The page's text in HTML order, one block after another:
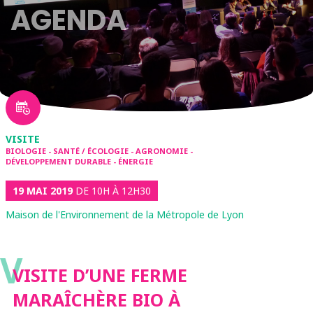
AGENDA
VISITE
BIOLOGIE - SANTÉ / ÉCOLOGIE - AGRONOMIE -
DÉVELOPPEMENT DURABLE - ÉNERGIE
19 MAI 2019DE 10H À 12H30
Maison de l'Environnement de la Métropole de Lyon
VVISITE D’UNE FERME
MARAÎCHÈRE BIO À